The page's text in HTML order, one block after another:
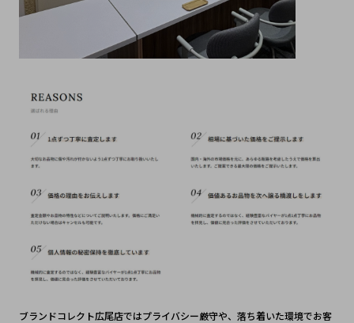
ブランドコレクト広尾店ではプライバシー厳守や、落ち着いた環境でお客